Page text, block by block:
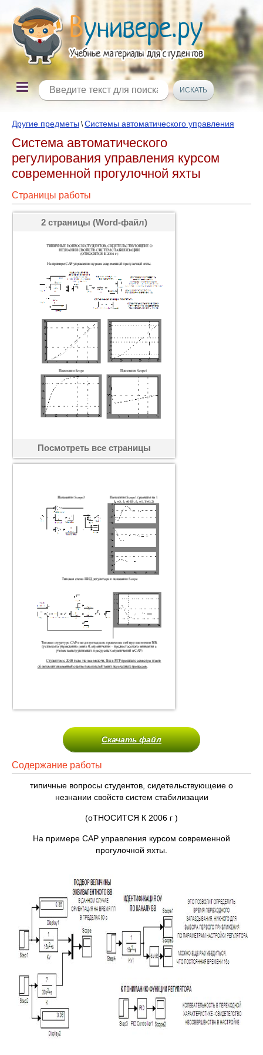
Другие предметы \Системы автоматического управления
Система автоматического
регулирования управления курсом
современной прогулочной яхты
Страницы работы
2 страницы (Word-файл)
Посмотреть все страницы
Скачать файл
Содержание работы
типичные вопросы студентов, сидетельствующеие о
незнании свойств систем стабилизации
(оТНОСИТСЯ К 2006 г )
На примере САР управления курсом современной
прогулочной яхты.